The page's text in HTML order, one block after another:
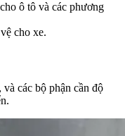
ô tô và các phương
cho xe.
các bộ phận cần độ